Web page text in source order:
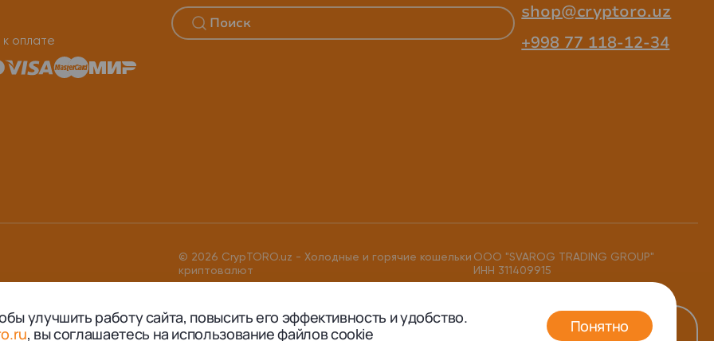
оплате
shop@cryptoro.uz
+998 77 118-12-34
© 2026 CrypTORO.uz - Холодные и горячие кошельки
криптовалют
ООО "SVAROG TRADING GROUP"
ИНН 311409915
улучшить работу сайта, повысить его эффективность и удобство.
, вы соглашаетесь на использование файлов cookie Понятно